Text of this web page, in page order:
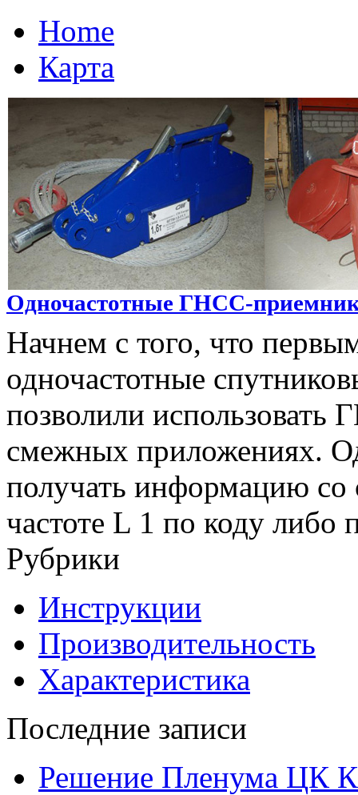
Home
Карта
Одночастотные ГНСС-
Начнем с того, что
одночастотные
позволили использовать
смежных приложениях.
получать информацию со
частоте L 1 по коду либо
Рубрики
Инструкции
Производительность
Характеристика
Последние записи
Решение Пленума ЦК